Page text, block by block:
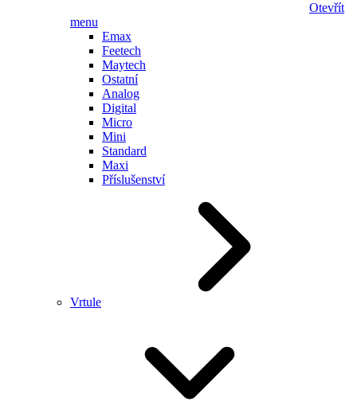
Otevřít
menu
Emax
Feetech
Maytech
Ostatní
Analog
Digital
Micro
Mini
Standard
Maxi
Příslušenství
Vrtule